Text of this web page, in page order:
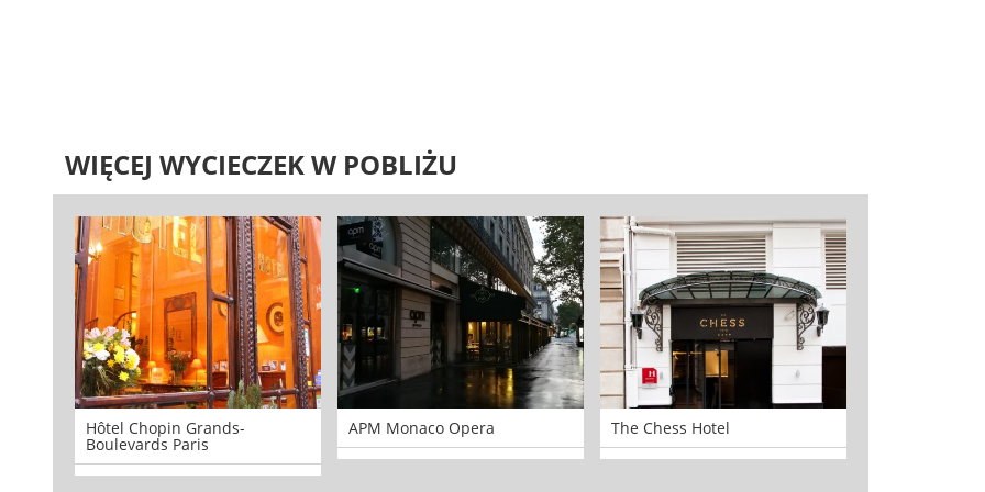
WIĘCEJ WYCIECZEK W POBLIŻU
Hôtel Chopin Grands-
Boulevards Paris
APM Monaco Opera The Chess Hotel